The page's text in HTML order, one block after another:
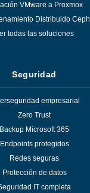
VMware a Proxmox
Distribuido Ceph
todas las soluciones
Seguridad
empresarial
Zero Trust
Backup Microsoft 365
Endpoints protegidos
Redes seguras
Protección de datos
IT completa